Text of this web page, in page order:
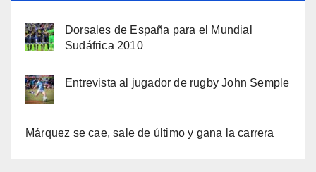
Dorsales de España para el Mundial
Sudáfrica 2010
Entrevista al jugador de rugby John Semple
Márquez se cae, sale de último y gana la carrera